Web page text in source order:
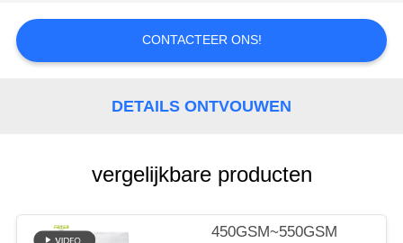
SITEMAP
CONTACTEER ONS!
DETAILS ONTVOUWEN
vergelijkbare producten
450GSM~550GSM